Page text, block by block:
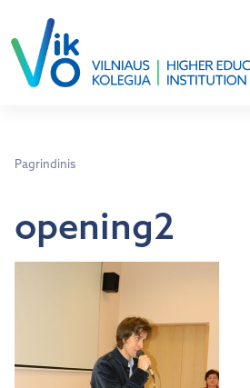
Pagrindinis
opening2